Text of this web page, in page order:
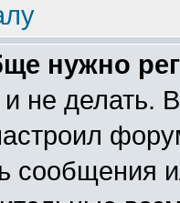
нужно
не делать.
сообщения